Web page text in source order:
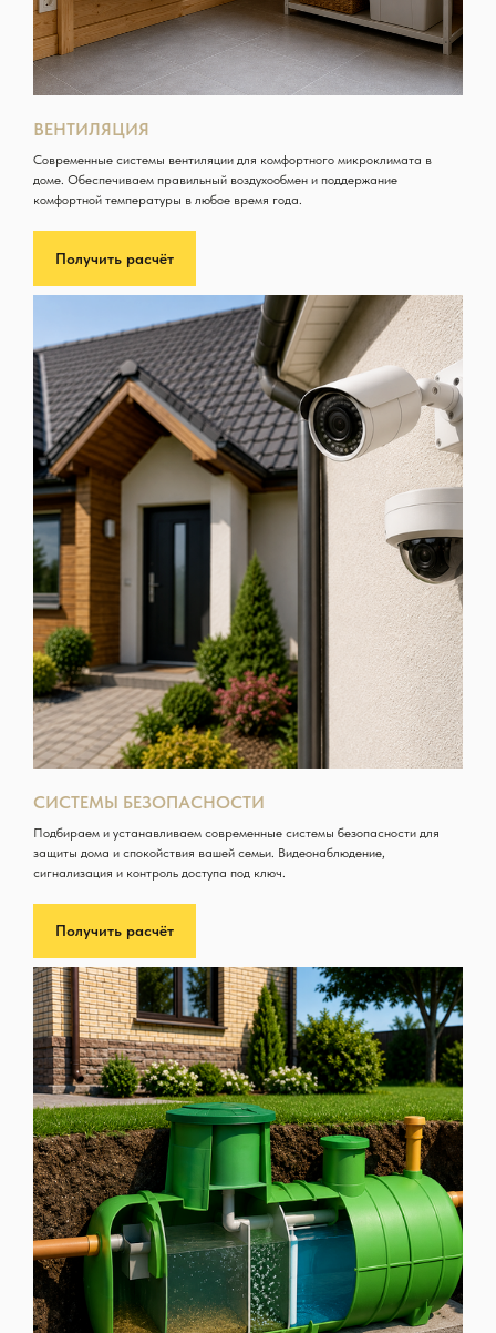
ВЕНТИЛЯЦИЯ
Современные системы вентиляции для комфортного микроклимата в
доме. Обеспечиваем правильный воздухообмен и поддержание
комфортной температуры в любое время года.
Получить расчёт
СИСТЕМЫ БЕЗОПАСНОСТИ
Подбираем и устанавливаем современные системы безопасности для
защиты дома и спокойствия вашей семьи. Видеонаблюдение,
сигнализация и контроль доступа под ключ.
Получить расчёт